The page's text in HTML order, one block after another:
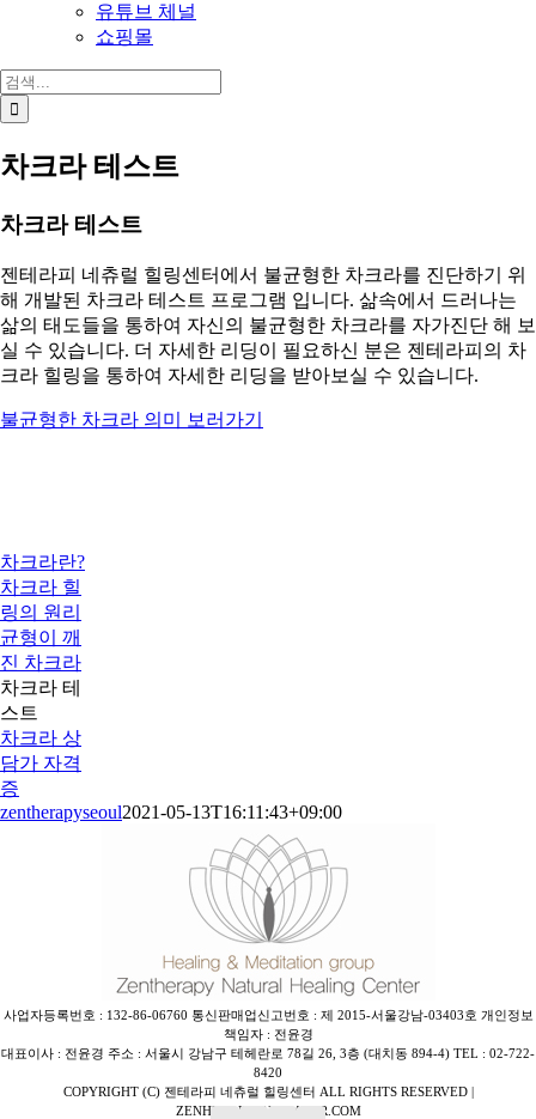
유튜브 체널
쇼핑몰
검
색:
차크라 테스트
차크라 테스트
젠테라피 네츄럴 힐링센터에서 불균형한 차크라를 진단하기 위
해 개발된 차크라 테스트 프로그램 입니다. 삶속에서 드러나는
삶의 태도들을 통하여 자신의 불균형한 차크라를 자가진단 해 보
실 수 있습니다. 더 자세한 리딩이 필요하신 분은 젠테라피의 차
크라 힐링을 통하여 자세한 리딩을 받아보실 수 있습니다.
불균형한 차크라 의미 보러가기
차크라란?
차크라 힐
링의 원리
균형이 깨
진 차크라
차크라 테
스트
차크라 상
담가 자격
증
zentherapyseoul2021-05-13T16:11:43+09:00
사업자등록번호 : 132-86-06760 통신판매업신고번호 : 제 2015-서울강남-03403호 개인정보
책임자 : 전윤경
대표이사 : 전윤경 주소 : 서울시 강남구 테헤란로 78길 26, 3층 (대치동 894-4) TEL : 02-722-
8420
COPYRIGHT (C) 젠테라피 네츄럴 힐링센터 ALL RIGHTS RESERVED |
ZENHEALINGU@NAVER.COM